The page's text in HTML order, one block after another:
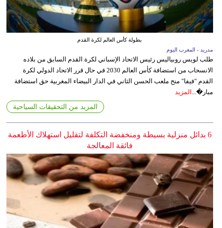
بطولة كأس العالم لكرة القدم
مدريد - المغرب اليوم
طلب لويس روبياليس رئيس الاتحاد الإسباني لكرة القدم السابق من بلاده
الانسحاب من استضافة كأس العالم 2030 في حال قرر الاتحاد الدولي لكرة
القدم "فيفا" منح ملعب الحسن الثاني في الدار البيضاء المغربية حق استضافة
مبار�...
المزيد
المزيد من التحقيقات السياحية
6 بدائل منزلية بسيطة ومنخفضة التكلفة لتقليل استهلاك الأطعمة
فائقة المعالجة